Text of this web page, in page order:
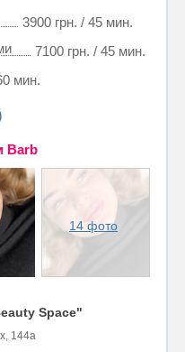
3900 грн. / 45 мин.
7100 грн. / 45 мин.
мин.
Barb
14 фото
Space"
144а